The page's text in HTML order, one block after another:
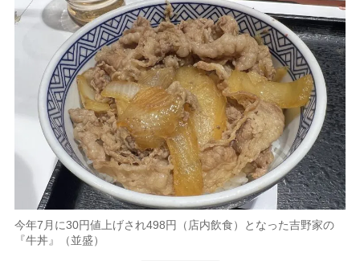
今年7月に30円値上げされ498円（店内飲食）となった吉野家の
『牛丼』（並盛）